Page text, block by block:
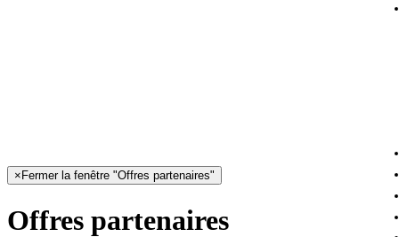
× Fermer la fenêtre "Offres partenaires"
Offres partenaires